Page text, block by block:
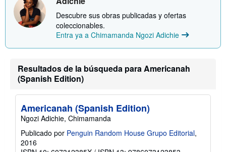
Descubre sus obras publicadas y ofertas
coleccionables.
Entra ya a Chimamanda Ngozi Adichie
Resultados de la búsqueda para Americanah
(Spanish Edition)
Americanah (Spanish Edition)
Ngozi Adichie, Chimamanda
Publicado por Penguin Random House Grupo Editorial,
2016